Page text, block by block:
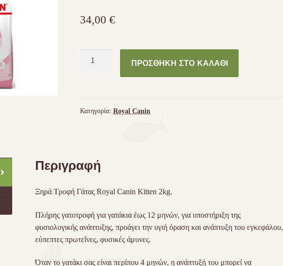
34,00€
ΠΡΟΣΘΉΚΗ ΣΤΟ ΚΑΛΆΘΙ
Κατηγορία:Royal Canin
Περιγραφή
Ξηρά Τροφή Γάτας Royal Canin Kitten 2kg​.
Πλήρης γατοτροφή για γατάκια έως 12 μηνών, για υποστήριξη της
φυσιολογικής ανάπτυξης, προάγει την υγιή όραση και ανάπτυξη του εγκεφάλου,
εύπεπτες πρωτεΐνες, φυσικές άμυνες.
Όταν το γατάκι σας είναι περίπου 4 μηνών, η ανάπτυξή του μπορεί να